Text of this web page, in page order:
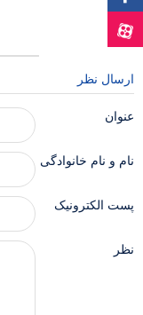
ارسال نظر
عنوان
نام و نام خانوادگی
پست الکترونیک
نظر